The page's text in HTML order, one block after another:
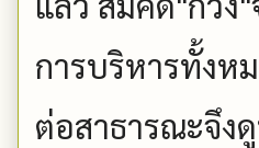
การบริหารทั้งห
ต่อสาธารณะจึง